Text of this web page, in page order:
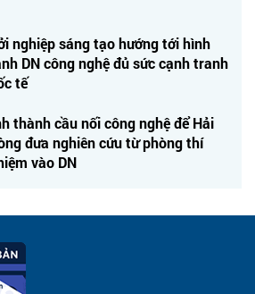
nghiệp sáng tạo hướng tới hình
DN công nghệ đủ sức cạnh tranh
tế
thành cầu nối công nghệ để Hải
đưa nghiên cứu từ phòng thí
vào DN